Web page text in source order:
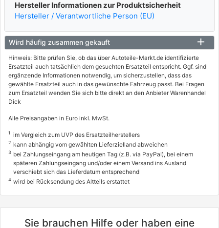
Hersteller Informationen zur Produktsicherheit
Hersteller / Verantwortliche Person (EU)
Wird häufig zusammen gekauft
Hinweis: Bitte prüfen Sie, ob das über Autoteile-Markt.de identifizierte
Ersatzteil auch tatsächlich dem gesuchten Ersatzteil entspricht. Ggf. sind
ergänzende Informationen notwendig, um sicherzustellen, dass das
gewählte Ersatzteil auch in das gewünschte Fahrzeug passt. Bei Fragen
zum Ersatzteil wenden Sie sich bitte direkt an den Anbieter Warenhandel
Dick
Alle Preisangaben in Euro inkl. MwSt.
1 im Vergleich zum UVP des Ersatzteilherstellers
2 kann abhängig vom gewählten Lieferzielland abweichen
3 bei Zahlungseingang am heutigen Tag (z.B. via PayPal), bei einem
späteren Zahlungseingang und/oder einem Versand ins Ausland
verschiebt sich das Lieferdatum entsprechend
4 wird bei Rücksendung des Altteils erstattet
Sie brauchen Hilfe oder haben eine